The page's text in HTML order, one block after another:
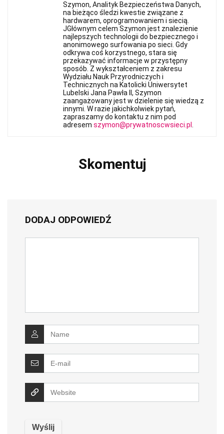
Szymon, Analityk Bezpieczeństwa Danych,
na bieżąco śledzi kwestie związane z
hardwarem, oprogramowaniem i siecią.
JGłównym celem Szymon jest znalezienie
najlepszych technologii do bezpiecznego i
anonimowego surfowania po sieci. Gdy
odkrywa coś korzystnego, stara się
przekazywać informacje w przystępny
sposób. Z wykształceniem z zakresu
Wydziału Nauk Przyrodniczych i
Technicznych na Katolicki Uniwersytet
Lubelski Jana Pawła II, Szymon
zaangażowany jest w dzielenie się wiedzą z
innymi. W razie jakichkolwiek pytań,
zapraszamy do kontaktu z nim pod
adresem szymon@prywatnoscwsieci.pl .
Skomentuj
DODAJ ODPOWIEDŹ